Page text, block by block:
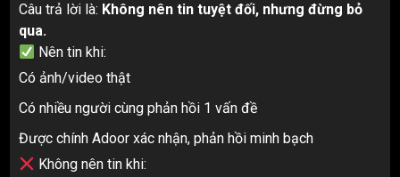
Câu trả lời là: Không nên tin tuyệt đối, nhưng đừng bỏ
qua.
Nên tin khi:
Có ảnh/video thật
Có nhiều người cùng phản hồi 1 vấn đề
Được chính Adoor xác nhận, phản hồi minh bạch
Không nên tin khi: